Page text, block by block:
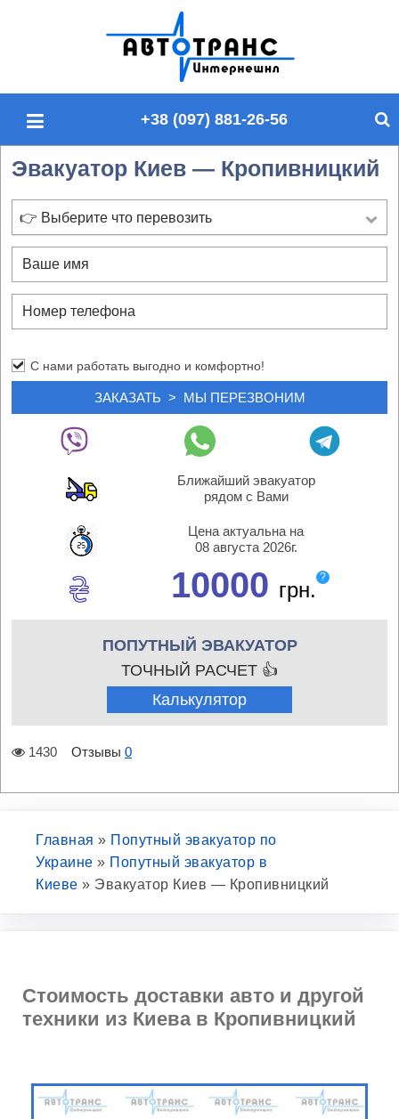
п
о
й
у
+38 (097) 881-26-56
Эвакуатор Киев — Кропивницкий
👉 Выберите что перевозить
С нами работать выгодно и комфортно!
Ближайший эвакуатор
рядом с Вами
Цена актуальна на
08 августа 2026г.
10000 грн.
?
ПОПУТНЫЙ ЭВАКУАТОР
ТОЧНЫЙ РАСЧЕТ 👍
Калькулятор
1430 Отзывы 0
Главная » Попутный эвакуатор по
Украине » Попутный эвакуатор в
Киеве » Эвакуатор Киев — Кропивницкий
Стоимость доставки авто и другой
техники из Киева в Кропивницкий